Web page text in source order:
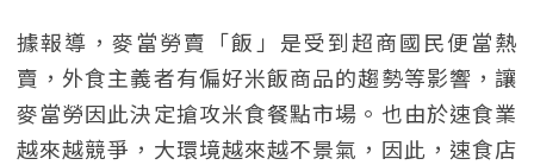
據報導，麥當勞賣「飯」是受到超商國民便當熱
賣，外食主義者有偏好米飯商品的趨勢等影響，讓
麥當勞因此決定搶攻米食餐點市場。也由於速食業
越來越競爭，大環境越來越不景氣，因此，速食店